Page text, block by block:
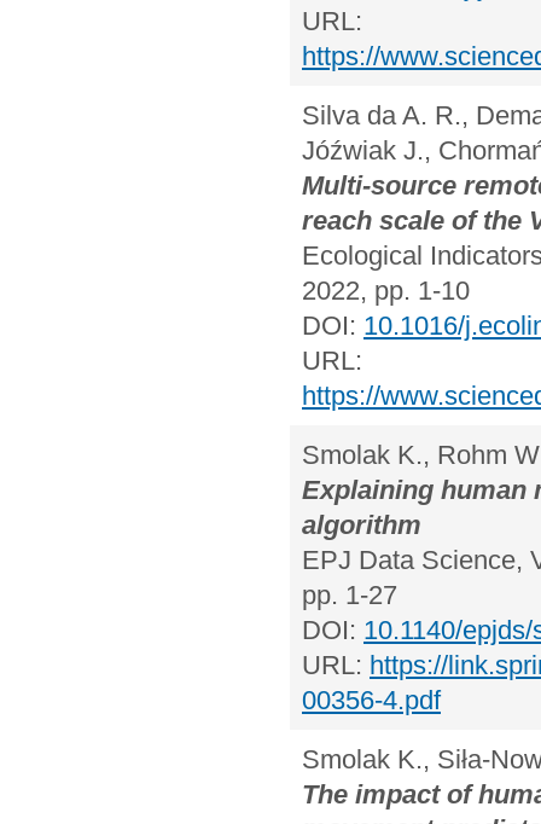
URL:
https://
Silva da A. R.,
Jóźwiak J.,
Multi-source
reach scale of the
Ecological
2022, pp. 1-10
DOI: 10.1016/
URL:
https://
Smolak K., Rohm
Explaining human
algorithm
EPJ Data Science,
pp. 1-27
DOI: 10.1140/
URL: https://
00356-4.pdf
Smolak K., Siła-
The impact of